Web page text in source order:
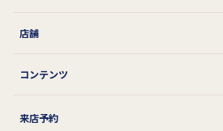
店舗
コンテンツ
来店予約